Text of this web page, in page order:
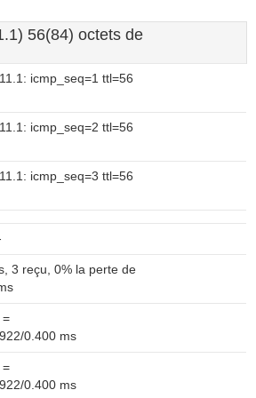
56(84) octets de
icmp_seq=1 ttl=56
icmp_seq=2 ttl=56
icmp_seq=3 ttl=56
3 reçu, 0% la perte de
=
0.400 ms
=
0.400 ms